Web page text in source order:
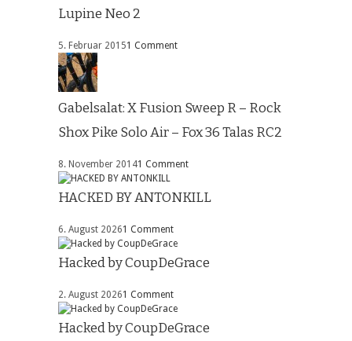
Lupine Neo 2
5. Februar 20151 Comment
Gabelsalat: X Fusion Sweep R – Rock
Shox Pike Solo Air – Fox 36 Talas RC2
8. November 20141 Comment
HACKED BY ANTONKILL
6. August 20261 Comment
Hacked by CoupDeGrace
2. August 20261 Comment
Hacked by CoupDeGrace